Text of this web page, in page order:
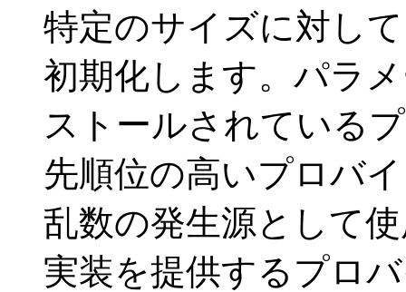
特定のサイズに対し
初期化します。パラ
ストールされている
先順位の高いプロバ
乱数の発生源として
実装を提供するプロ